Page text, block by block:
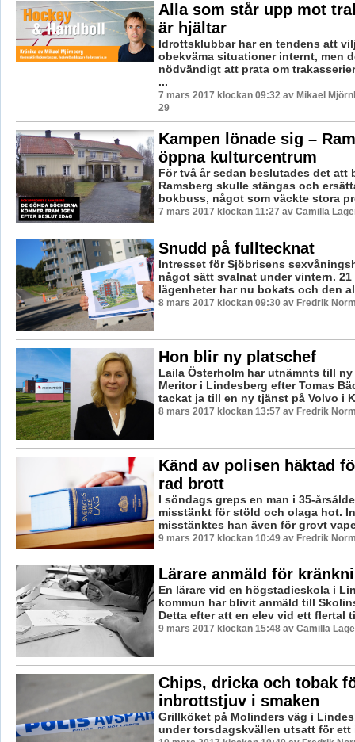
Alla som står upp mot
är hjältar
Idrottsklubbar har en tendens att
obekväma situationer internt, men
nödvändigt att prata om
...
7 mars 2017 klockan 09:32 av Mikael
29
Kampen lönade sig –
öppna kulturcentrum
För två år sedan beslutades det att
Ramsberg skulle stängas och
bokbuss, något som väckte stora
7 mars 2017 klockan 11:27 av Camilla
Snudd på fulltecknat
Intresset för Sjöbrisens
något sätt svalnat under vintern. 21
lägenheter har nu bokats och den
8 mars 2017 klockan 09:30 av Fredrik
Hon blir ny platschef
Laila Österholm har utnämnts till
Meritor i Lindesberg efter Tomas
tackat ja till en ny tjänst på Volvo i
8 mars 2017 klockan 13:57 av Fredrik
Känd av polisen häktad
rad brott
I söndags greps en man i 35-
misstänkt för stöld och olaga hot.
misstänktes han även för grovt
9 mars 2017 klockan 10:49 av Fredrik
Lärare anmäld för
En lärare vid en högstadieskola i
kommun har blivit anmäld till
Detta efter att en elev vid ett flertal
9 mars 2017 klockan 15:48 av Camilla
Chips, dricka och tobak
inbrottstjuv i smaken
Grillköket på Molinders väg i
under torsdagskvällen utsatt för ett